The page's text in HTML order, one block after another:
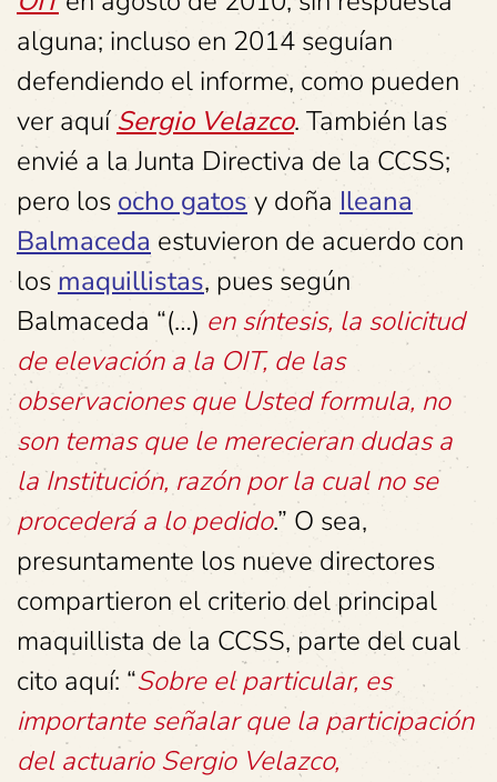
alguna; incluso en 2014 seguían
defendiendo el informe, como pueden
ver aquíSergio Velazco. También las
envié a la Junta Directiva de la CCSS;
pero los ocho gatos y doña Ileana
Balmaceda estuvieron de acuerdo con
losmaquillistas, pues según
Balmaceda “(…) en síntesis, la solicitud
de elevación a la OIT, de las
observaciones que Usted formula, no
son temas que le merecieran dudas a
la Institución, razón por la cual no se
procederá a lo pedido.” O sea,
presuntamente los nueve directores
compartieron el criterio del principal
maquillista de la CCSS, parte del cual
cito aquí: “Sobre el particular, es
importante señalar que la participación
del actuario Sergio Velazco,